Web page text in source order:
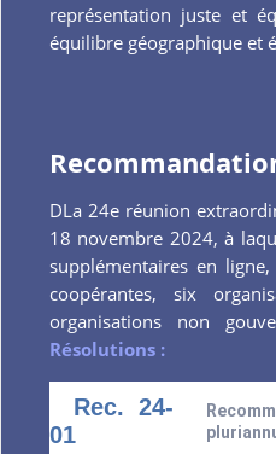
représentation juste et
équilibre géographique et
DLa 24e réunion
18 novembre 2024, à
supplémentaires en
coopérantes, six
organisations non
Résolutions :
Rec. 24-
01